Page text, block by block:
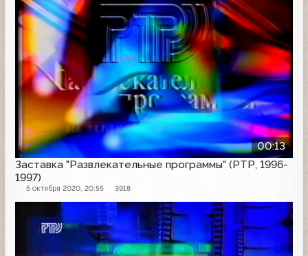
00:13
Заставка "Развлекательные программы" (РТР, 1996-
1997)
5 октября 2020, 20:55 3918